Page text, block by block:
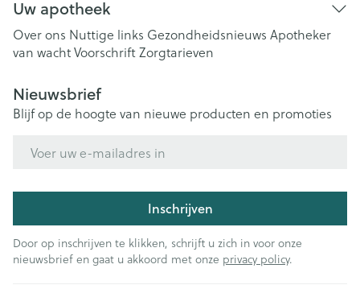
Uw apotheek
Over ons Nuttige links Gezondheidsnieuws Apotheker
van wachtVoorschriftZorgtarieven
Nieuwsbrief
Blijf op de hoogte van nieuwe producten en promoties
Inschrijven
Door op inschrijven te klikken, schrijft u zich in voor onze
nieuwsbrief en gaat u akkoord met onze privacy policy.